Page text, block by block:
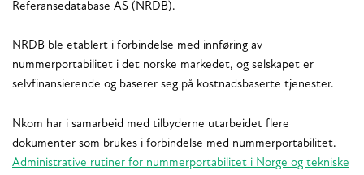
Referansedatabase AS (NRDB).
NRDB ble etablert i forbindelse med innføring av
nummerportabilitet i det norske markedet, og selskapet er
selvfinansierende og baserer seg på kostnadsbaserte tjenester.
Nkom har i samarbeid med tilbyderne utarbeidet flere
dokumenter som brukes i forbindelse med nummerportabilitet.
Administrative rutiner for nummerportabilitet i Norge og tekniske